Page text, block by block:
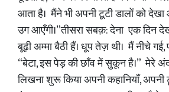
आता है। मैंने भी अपनी टूटी डालों को
उग आएँगी।”तीसरा सबक़: देना एक दिन
बूढ़ी अम्मा बैठी हैं। धूप तेज़ थी। मैं नीचे गई,
“बेटा, इस पेड़ की छाँव में सुकून है।” मेरे
लिखना शुरू किया अपनी कहानियाँ, अपनी